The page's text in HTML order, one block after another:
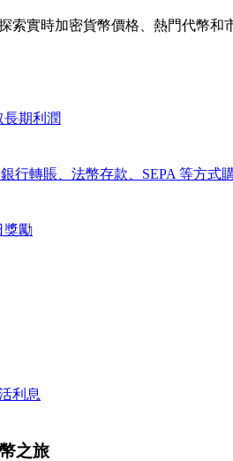
析
索實時加密貨幣價格、熱門代幣和
長期利潤
行轉賬、法幣存款、SEPA 等方式
獎勵
利息
之旅